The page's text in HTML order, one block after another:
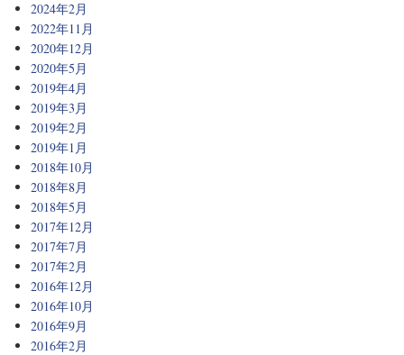
2024年2月
2022年11月
2020年12月
2020年5月
2019年4月
2019年3月
2019年2月
2019年1月
2018年10月
2018年8月
2018年5月
2017年12月
2017年7月
2017年2月
2016年12月
2016年10月
2016年9月
2016年2月